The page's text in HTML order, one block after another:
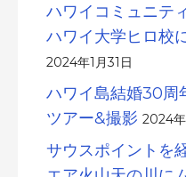
ハワイコミュニテ
ハワイ大学ヒロ校
2024年1月31日
ハワイ島結婚30周
ツアー&撮影 2024
サウスポイントを